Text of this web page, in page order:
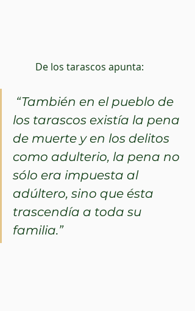
          De los tarascos apunta:
“También en el pueblo de
los tarascos existía la pena
de muerte y en los delitos
como adulterio, la pena no
sólo era impuesta al
adúltero, sino que ésta
trascendía a toda su
familia.”